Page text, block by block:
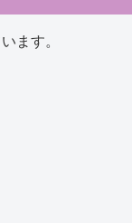
ます。